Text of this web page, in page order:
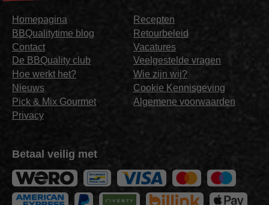
Homepagina
BBQualitytime blog
Contact
De BBQuality club
Hoe werkt het?
Nieuws
Pick & Mix Gourmet
Privacy
Recepten
Retourbeleid
Vacatures
Veelgestelde vragen
Wie zijn wij?
Cookie Kennisgeving
Algemene voorwaarden
Betaal veilig met